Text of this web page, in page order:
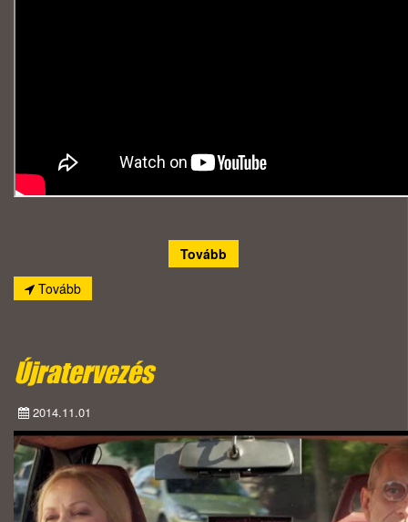
Tovább
Tovább
Újratervezés
2014.11.01